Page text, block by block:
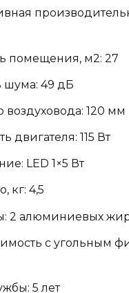
помещения, м2: 27
шума: 49 дБ
воздуховода: 120 мм
двигателя: 115 Вт
LED 1×5 Вт
кг: 4,5
2 алюминиевых
с угольным
5 лет